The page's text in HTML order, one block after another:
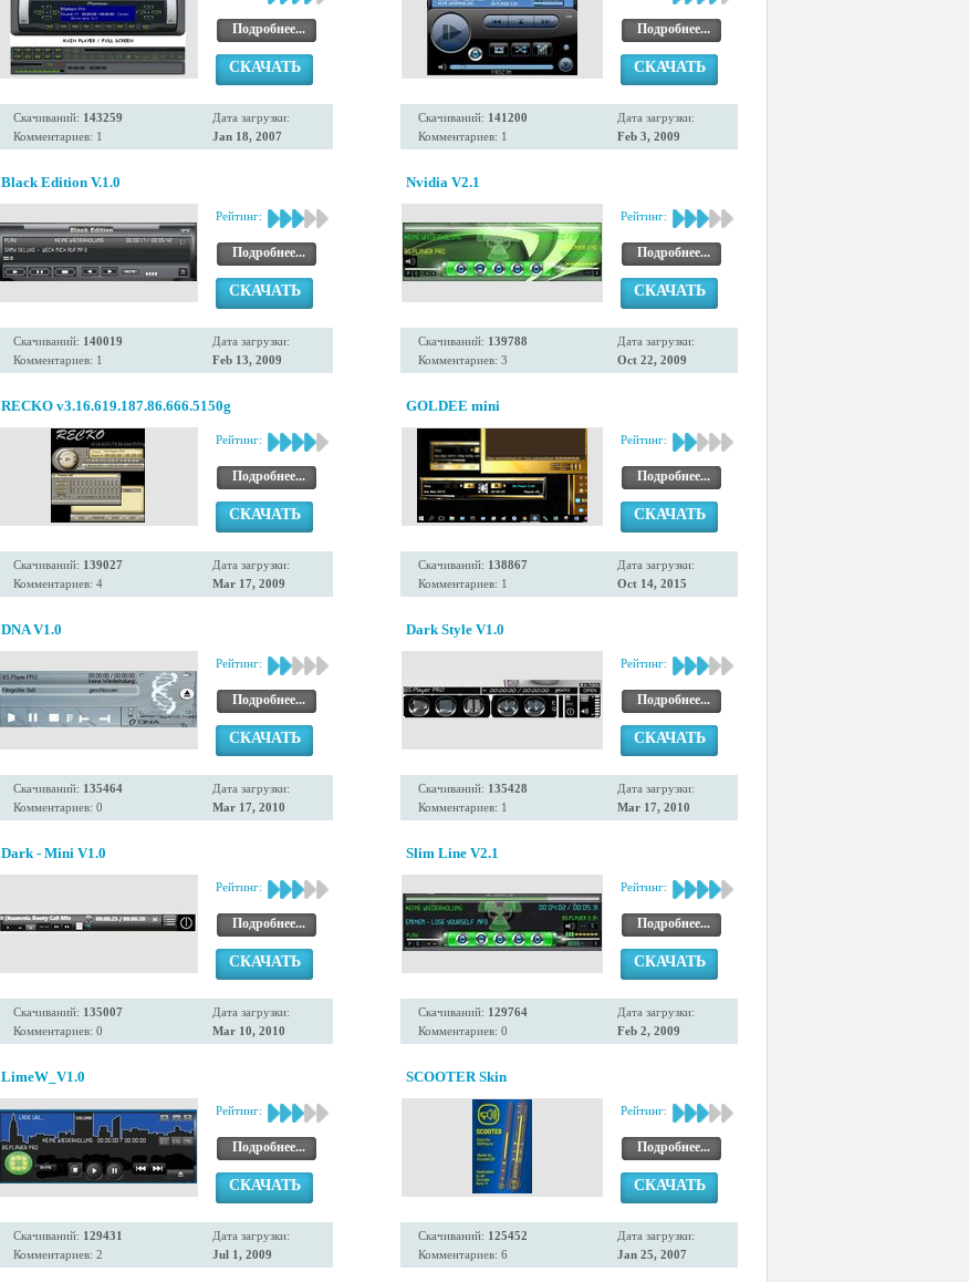
Подробнее...
СКАЧАТЬ
Скачиваний: 143259
Комментариев: 1
Дата загрузки:
Jan 18, 2007
Подробнее...
СКАЧАТЬ
Скачиваний: 141200
Комментариев: 1
Дата загрузки:
Feb 3, 2009
Black Edition V.1.0
Рейтинг:
Подробнее...
СКАЧАТЬ
Скачиваний: 140019
Комментариев: 1
Дата загрузки:
Feb 13, 2009
Nvidia V2.1
Рейтинг:
Подробнее...
СКАЧАТЬ
Скачиваний: 139788
Комментариев: 3
Дата загрузки:
Oct 22, 2009
RECKO v3.16.619.187.86.666.5150g
Рейтинг:
Подробнее...
СКАЧАТЬ
Скачиваний: 139027
Комментариев: 4
Дата загрузки:
Mar 17, 2009
GOLDEE mini
Рейтинг:
Подробнее...
СКАЧАТЬ
Скачиваний: 138867
Комментариев: 1
Дата загрузки:
Oct 14, 2015
DNA V1.0
Рейтинг:
Подробнее...
СКАЧАТЬ
Скачиваний: 135464
Комментариев: 0
Дата загрузки:
Mar 17, 2010
Dark Style V1.0
Рейтинг:
Подробнее...
СКАЧАТЬ
Скачиваний: 135428
Комментариев: 1
Дата загрузки:
Mar 17, 2010
Dark - Mini V1.0
Рейтинг:
Подробнее...
СКАЧАТЬ
Скачиваний: 135007
Комментариев: 0
Дата загрузки:
Mar 10, 2010
Slim Line V2.1
Рейтинг:
Подробнее...
СКАЧАТЬ
Скачиваний: 129764
Комментариев: 0
Дата загрузки:
Feb 2, 2009
LimeW_V1.0
Рейтинг:
Подробнее...
СКАЧАТЬ
Скачиваний: 129431
Комментариев: 2
Дата загрузки:
Jul 1, 2009
SCOOTER Skin
Рейтинг:
Подробнее...
СКАЧАТЬ
Скачиваний: 125452
Комментариев: 6
Дата загрузки:
Jan 25, 2007